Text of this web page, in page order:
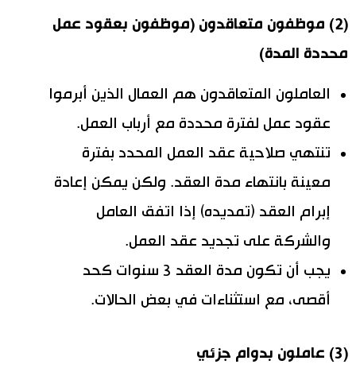
(2) موظفون متعاقدون (موظفون بعقود عمل
محددة المدة)
العاملون المتعاقدون هم العمال الذين أبرموا
عقود عمل لفترة محددة مع أرباب العمل.
تنتهي صلاحية عقد العمل المحدد بفترة
معينة بانتهاء مدة العقد. ولكن يمكن إعادة
إبرام العقد (تمديده) إذا اتفق العامل
والشركة على تجديد عقد العمل.
يجب أن تكون مدة العقد 3 سنوات كحد
أقصى، مع استثناءات في بعض الحالات.
(3) عاملون بدوام جزئي